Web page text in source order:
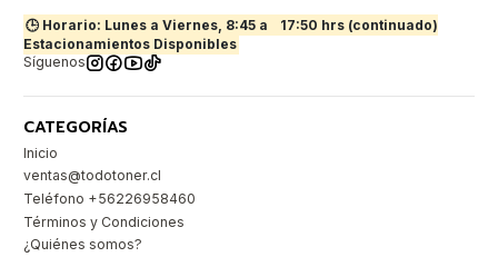
🕒 Horario: Lunes a Viernes, 8:45 a
17:50 hrs (continuado)
Estacionamientos Disponibles
Síguenos
CATEGORÍAS
Inicio
ventas@todotoner.cl
Teléfono +56226958460
Términos y Condiciones
¿Quiénes somos?